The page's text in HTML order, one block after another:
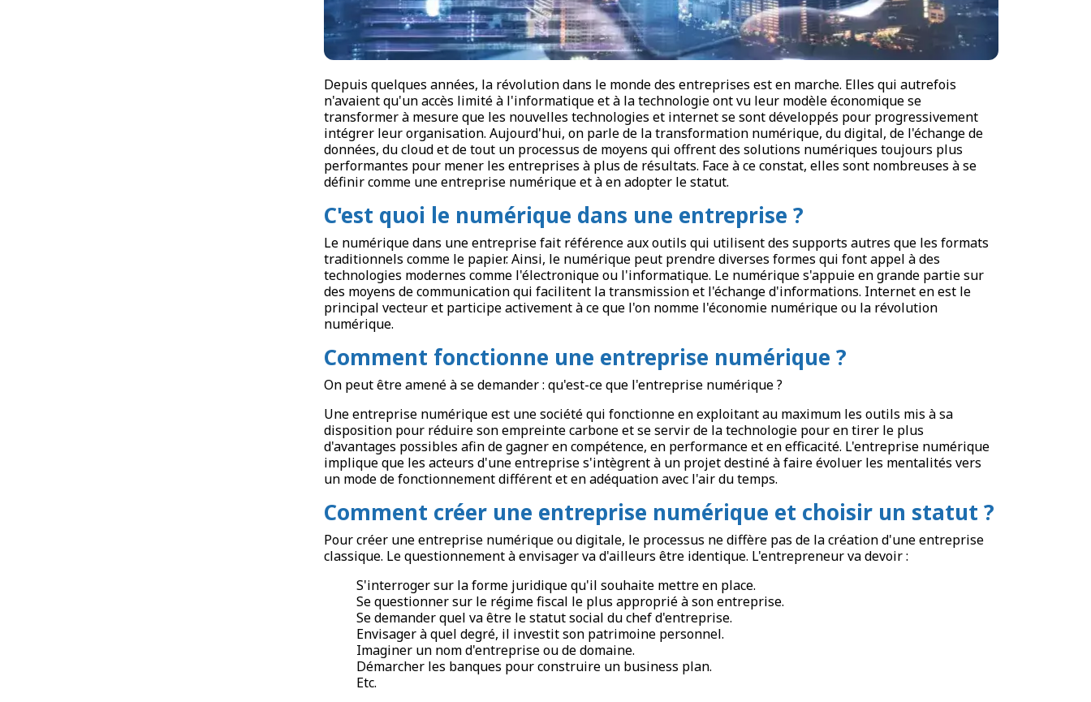
Depuis quelques années, la révolution dans le monde des entreprises est en marche. Elles qui autrefois
n'avaient qu'un accès limité à l'informatique et à la technologie ont vu leur modèle économique se
transformer à mesure que les nouvelles technologies et internet se sont développés pour progressivement
intégrer leur organisation. Aujourd'hui, on parle de la transformation numérique, du digital, de l'échange de
données, du cloud et de tout un processus de moyens qui offrent des solutions numériques toujours plus
performantes pour mener les entreprises à plus de résultats. Face à ce constat, elles sont nombreuses à se
définir comme une entreprise numérique et à en adopter le statut.
C'est quoi le numérique dans une entreprise ?
Le numérique dans une entreprise fait référence aux outils qui utilisent des supports autres que les formats
traditionnels comme le papier. Ainsi, le numérique peut prendre diverses formes qui font appel à des
technologies modernes comme l'électronique ou l'informatique. Le numérique s'appuie en grande partie sur
des moyens de communication qui facilitent la transmission et l'échange d'informations. Internet en est le
principal vecteur et participe activement à ce que l'on nomme l'économie numérique ou la révolution
numérique.
Comment fonctionne une entreprise numérique ?
On peut être amené à se demander : qu'est-ce que l'entreprise numérique ?
Une entreprise numérique est une société qui fonctionne en exploitant au maximum les outils mis à sa
disposition pour réduire son empreinte carbone et se servir de la technologie pour en tirer le plus
d'avantages possibles afin de gagner en compétence, en performance et en efficacité. L'entreprise numérique
implique que les acteurs d'une entreprise s'intègrent à un projet destiné à faire évoluer les mentalités vers
un mode de fonctionnement différent et en adéquation avec l'air du temps.
Comment créer une entreprise numérique et choisir un statut ?
Pour créer une entreprise numérique ou digitale, le processus ne diffère pas de la création d'une entreprise
classique. Le questionnement à envisager va d'ailleurs être identique. L'entrepreneur va devoir :
S'interroger sur la forme juridique qu'il souhaite mettre en place.
Se questionner sur le régime fiscal le plus approprié à son entreprise.
Se demander quel va être le statut social du chef d'entreprise.
Envisager à quel degré, il investit son patrimoine personnel.
Imaginer un nom d'entreprise ou de domaine.
Démarcher les banques pour construire un business plan.
Etc.